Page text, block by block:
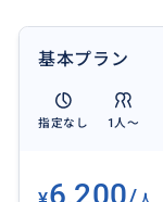
（14:00頃）【
ブランコ） & ル
スリル満点の巨
15:30 タマンア
基本プラン
指定なし 1人〜
6,200